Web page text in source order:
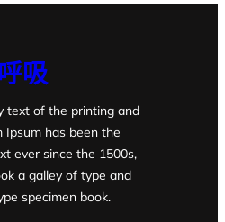
吸
text of the printing and
has been the
ever since the 1500s,
a galley of type and
specimen book.